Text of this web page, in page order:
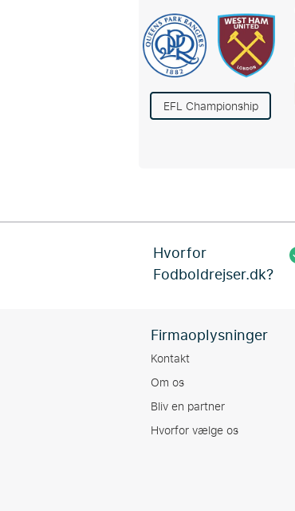
EFL Championship
Hvorfor
Fodboldrejser.dk?
Firmaoplysninger
Kontakt
Om os
Bliv en partner
Hvorfor vælge os